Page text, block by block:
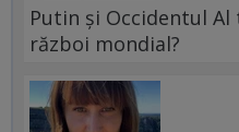
Putin și Occidentul Al
război mondial?